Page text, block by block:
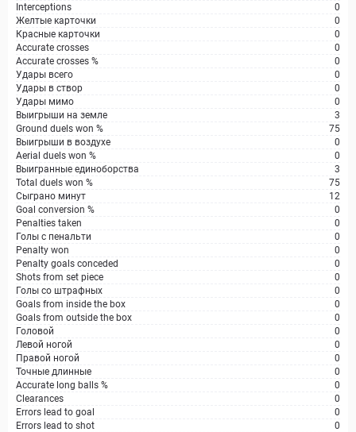
Interceptions
0
Желтые карточки
0
Красные карточки
0
Accurate crosses
0
Accurate crosses %
0
Удары всего
0
Удары в створ
0
Удары мимо
0
Выигрыши на земле
3
Ground duels won %
75
Выигрыши в воздухе
0
Aerial duels won %
0
Выигранные единоборства
3
Total duels won %
75
Сыграно минут
12
Goal conversion %
0
Penalties taken
0
Голы с пенальти
0
Penalty won
0
Penalty goals conceded
0
Shots from set piece
0
Голы со штрафных
0
Goals from inside the box
0
Goals from outside the box
0
Головой
0
Левой ногой
0
Правой ногой
0
Точные длинные
0
Accurate long balls %
0
Clearances
0
Errors lead to goal
0
Errors lead to shot
0